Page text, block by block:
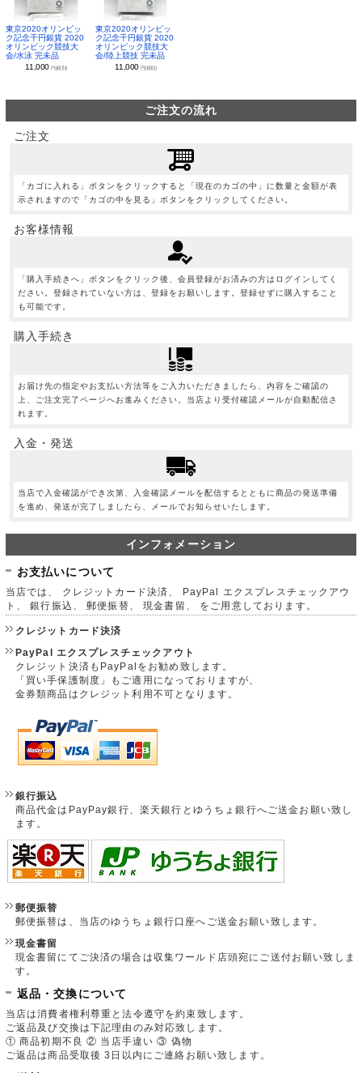
東京2020オリンピッ
ク記念千円銀貨 2020
オリンピック競技大
会/水泳 完未品
11,000円(税別)
東京2020オリンピッ
ク記念千円銀貨 2020
オリンピック競技大
会/陸上競技 完未品
11,000 円(税別)
ご注文の流れ
ご注文
「カゴに入れる」ボタンをクリックすると「現在のカゴの中」に数量と金額が表
示されますので「カゴの中を見る」ボタンをクリックしてください。
お客様情報
「購入手続きへ」ボタンをクリック後、会員登録がお済みの方はログインしてく
ださい。登録されていない方は、登録をお願いします。登録せずに購入すること
も可能です。
購入手続き
お届け先の指定やお支払い方法等をご入力いただきましたら、内容をご確認の
上、ご注文完了ページへお進みください。当店より受付確認メールが自動配信さ
れます。
入金・発送
当店で入金確認ができ次第、入金確認メールを配信するとともに商品の発送準備
を進め、発送が完了しましたら、メールでお知らせいたします。
インフォメーション
お支払いについて
当店では、 クレジットカード決済、 PayPal エクスプレスチェックアウ
ト、 銀行振込、 郵便振替、 現金書留、 をご用意しております。
クレジットカード決済
PayPal エクスプレスチェックアウト
クレジット決済もPayPalをお勧め致します。
「買い手保護制度」もご適用になっておりますが、
金券類商品はクレジット利用不可となります。
銀行振込
商品代金はPayPay銀行、楽天銀行とゆうちょ銀行へご送金お願い致し
ます。
郵便振替
郵便振替は、当店のゆうちょ銀行口座へご送金お願い致します。
現金書留
現金書留にてご決済の場合は収集ワールド店頭宛にご送付お願い致しま
す。
返品・交換について
当店は消費者権利尊重と法令遵守を約束致します。
ご返品及び交換は下記理由のみ対応致します。
① 商品初期不良 ② 当店手違い ③ 偽物
ご返品は商品受取後 3日以内にご連絡お願い致します。